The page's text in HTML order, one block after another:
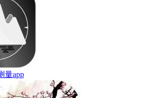
量app